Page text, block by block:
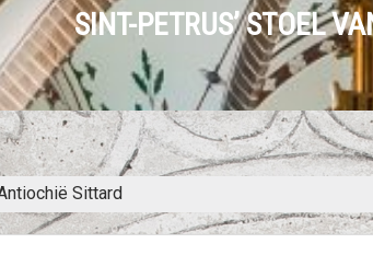
SINT-PETRUS’ STOEL
Sittard